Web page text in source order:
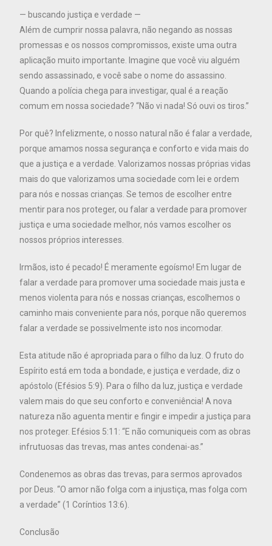
— buscando justiça e verdade —
Além de cumprir nossa palavra, não negando as nossas
promessas e os nossos compromissos, existe uma outra
aplicação muito importante. Imagine que você viu alguém
sendo assassinado, e você sabe o nome do assassino.
Quando a polícia chega para investigar, qual é a reação
comum em nossa sociedade? “Não vi nada! Só ouvi os tiros.”
Por quê? Infelizmente, o nosso natural não é falar a verdade,
porque amamos nossa segurança e conforto e vida mais do
que a justiça e a verdade. Valorizamos nossas próprias vidas
mais do que valorizamos uma sociedade com lei e ordem
para nós e nossas crianças. Se temos de escolher entre
mentir para nos proteger, ou falar a verdade para promover
justiça e uma sociedade melhor, nós vamos escolher os
nossos próprios interesses.
Irmãos, isto é pecado! É meramente egoísmo! Em lugar de
falar a verdade para promover uma sociedade mais justa e
menos violenta para nós e nossas crianças, escolhemos o
caminho mais conveniente para nós, porque não queremos
falar a verdade se possivelmente isto nos incomodar.
Esta atitude não é apropriada para o filho da luz. O fruto do
Espírito está em toda a bondade, e justiça e verdade, diz o
apóstolo (Efésios 5:9). Para o filho da luz, justiça e verdade
valem mais do que seu conforto e conveniência! A nova
natureza não aguenta mentir e fingir e impedir a justiça para
nos proteger. Efésios 5:11: “E não comuniqueis com as obras
infrutuosas das trevas, mas antes condenai-as.”
Condenemos as obras das trevas, para sermos aprovados
por Deus. “O amor não folga com a injustiça, mas folga com
a verdade” (1 Coríntios 13:6).
Conclusão